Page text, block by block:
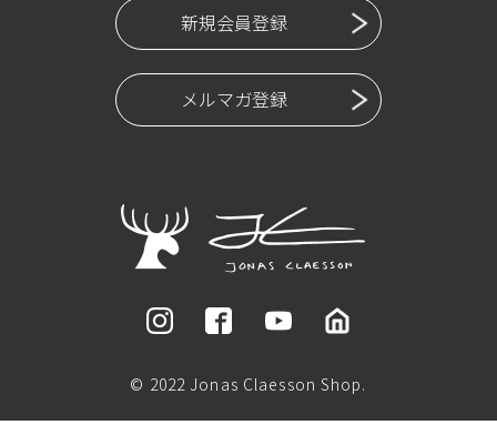
新規会員登録
メルマガ登録
© 2022 Jonas Claesson Shop.